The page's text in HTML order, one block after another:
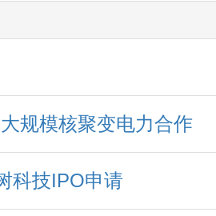
规模核聚变电力合作
科技IPO申请